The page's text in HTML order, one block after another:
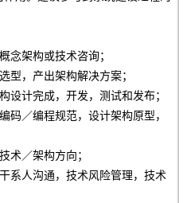
念架构或技术咨询；
型，产出架构解决方案；
设计完成，开发，测试和发布；
码／编程规范，设计架构原型，
术／架构方向；
系人沟通，技术风险管理，技术